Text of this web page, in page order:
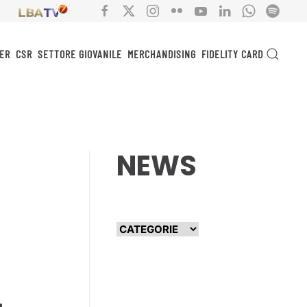
CSR SETTORE GIOVANILE MERCHANDISING FIDELITY CARD
NEWS